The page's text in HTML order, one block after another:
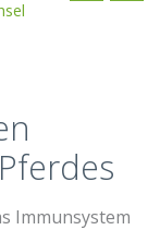
Immunsystem